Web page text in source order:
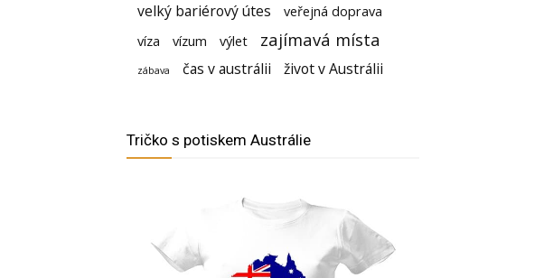
velký bariérový útes
veřejná doprava
víza
vízum výlet zajímavá místa
zábava čas v austrálii život v Austrálii
Tričko s potiskem Austrálie